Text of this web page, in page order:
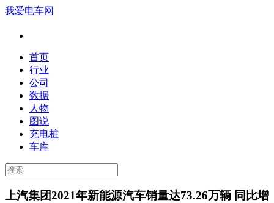
我爱电车网
首页
行业
公司
数据
人物
图说
充电桩
车库
上汽集团2021年新能源汽车销量达73.26万辆 同比增